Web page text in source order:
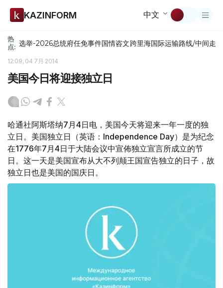
KAZINFORM 中文
热
点: 选举-2026总统府任免事件国情咨文跨里海国际运输路线/中间走廊
12:09, 04 7月 2014
美国今日将迎接独立日
哈通社阿斯塔纳7月4日电，美国今天将迎来一年一度的独
立日。美国独立日（英语：Independence Day）是为纪念
在1776年7月4日于大陆会议中宣佈独立宣言所成立的节
日。这一天是美国宣布从大不列颠王国宣告独立的日子，故
独立日也是美国的国庆日。